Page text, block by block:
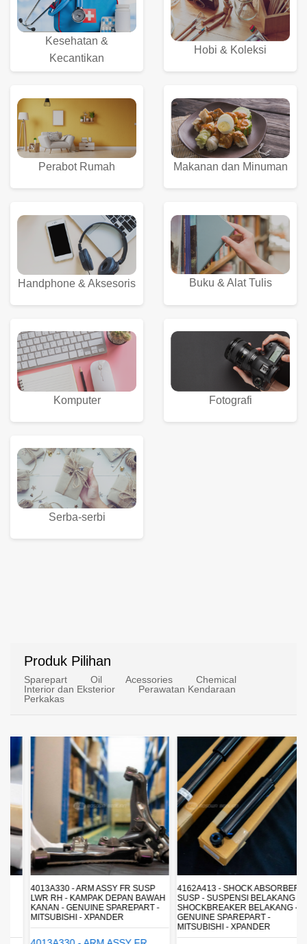
Kesehatan &
Kecantikan
Hobi & Koleksi
Perabot Rumah Makanan dan Minuman
Handphone & Aksesoris Buku & Alat Tulis
Komputer Fotografi
Serba-serbi
Produk Pilihan
Sparepart Oil Acessories
Chemical
Interior dan Eksterior
Perawatan Kendaraan
Perkakas
4013A330 - ARM ASSY FR SUSP
LWR RH - KAMPAK DEPAN BAWAH
KANAN - GENUINE SPAREPART -
MITSUBISHI - XPANDER
4162A413 - SHOCK ABSORBER RR
SUSP - SUSPENSI BELAKANG -
SHOCKBREAKER BELAKANG -
GENUINE SPAREPART -
MITSUBISHI - XPANDER